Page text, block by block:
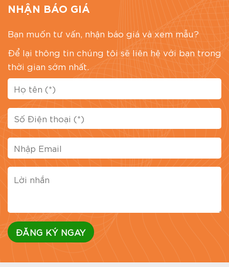
NHẬN BÁO GIÁ
Bạn muốn tư vấn, nhận báo giá và xem mẫu?
Để lại thông tin chúng tôi sẽ liên hệ với bạn trong
thời gian sớm nhất.